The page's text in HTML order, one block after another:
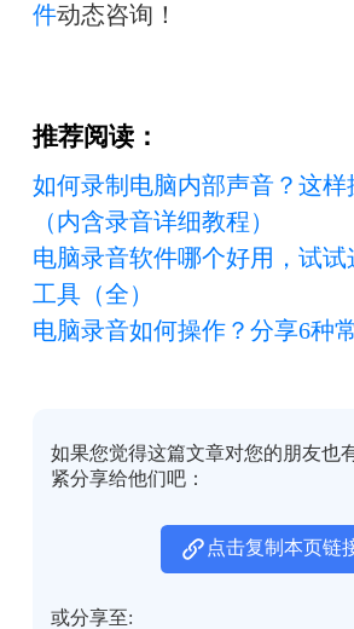
件动态咨询！
推荐阅读：
如何录制电脑内部声音？这样
（内含录音详细教程）
电脑录音软件哪个好用，试
工具（全）
电脑录音如何操作？分享6种
如果您觉得这篇文章对您的朋友也
紧分享给他们吧：
点击复制本页链
或分享至: